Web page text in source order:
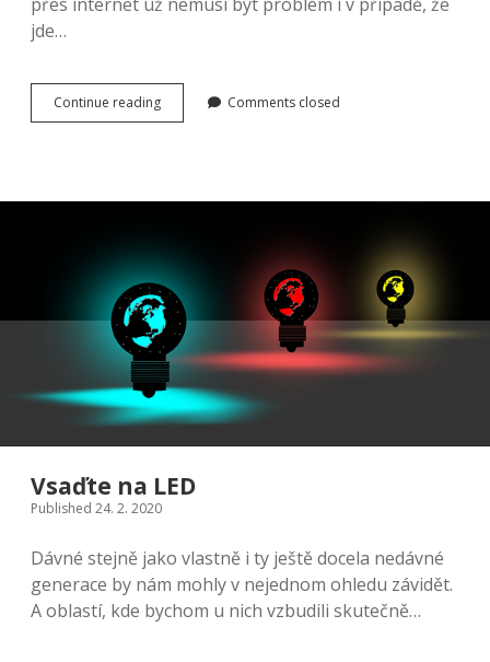
jde…
Continue readingNebojte
se
Comments closed
Vsaďte na LED
Published 24. 2. 2020
Dávné stejně jako vlastně i ty ještě docela nedávné
generace by nám mohly v nejednom ohledu závidět.
A oblastí, kde bychom u nich vzbudili skutečně…